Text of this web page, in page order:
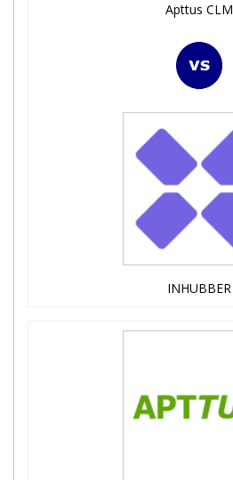
Apttus CLM
INHUBBER